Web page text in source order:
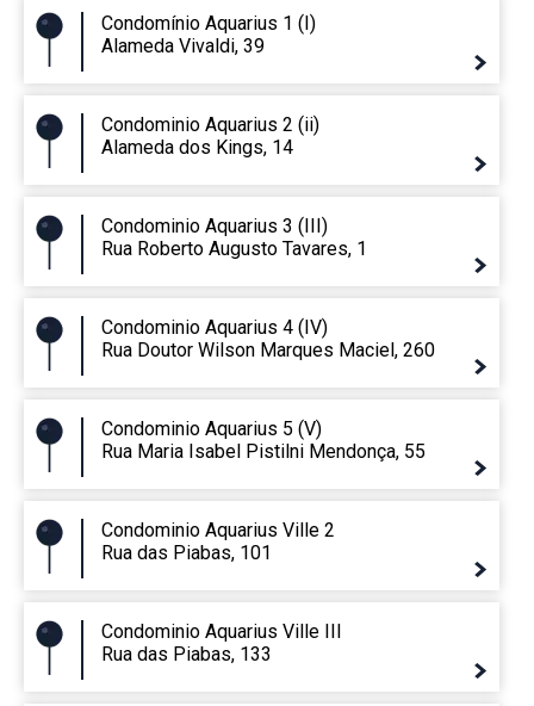
Condomínio Aquarius 1 (I)
Alameda Vivaldi, 39
Condominio Aquarius 2 (ii)
Alameda dos Kings, 14
Condominio Aquarius 3 (III)
Rua Roberto Augusto Tavares, 1
Condominio Aquarius 4 (IV)
Rua Doutor Wilson Marques Maciel, 260
Condominio Aquarius 5 (V)
Rua Maria Isabel Pistilni Mendonça, 55
Condominio Aquarius Ville 2
Rua das Piabas, 101
Condominio Aquarius Ville III
Rua das Piabas, 133